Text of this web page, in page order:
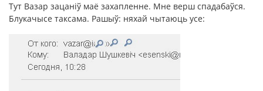
Тут Вазар зацаніў маё захапленне. Мне верш спадабаўся.
Блукачысе таксама. Рашыў: няхай чытаюць усе: